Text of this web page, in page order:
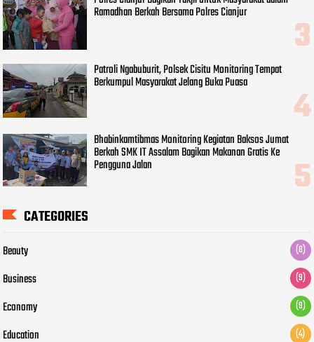
Ramadhan Berkah Bersama Polres Cianjur
Patroli Ngabuburit, Polsek Cisitu Monitoring Tempat
Berkumpul Masyarakat Jelang Buka Puasa
Bhabinkamtibmas Monitoring Kegiatan Baksos Jumat
Berkah SMK IT Assalam Bagikan Makanan Gratis Ke
Pengguna Jalan
CATEGORIES
Beauty (8)
Business (9)
Economy (9)
Education (4)